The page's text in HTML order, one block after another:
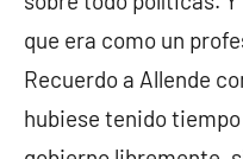
que era como un
Recuerdo a Allende
hubiese tenido